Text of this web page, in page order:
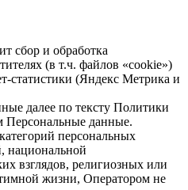
сбор и обработка
(в т.ч. файлов «cookie»)
статистики (Яндекс Метрика и
далее по тексту Политики
данные.
персональных
национальной
взглядов, религиозных или
жизни, Оператором не